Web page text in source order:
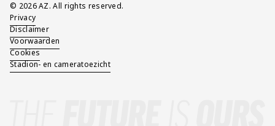
Overig
© 2026 AZ. All rights reserved.
Privacy
Disclaimer
Voorwaarden
Cookies
Stadion- en cameratoezicht